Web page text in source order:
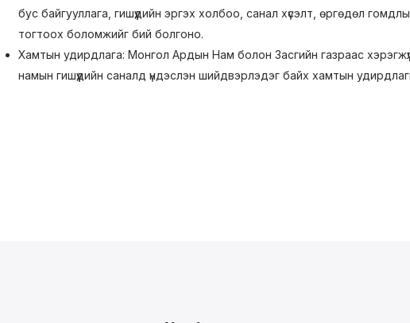
бус байгууллага, гишүүдийн эргэх холбоо, санал хүсэлт, өргөдөл
тогтоох боломжийг бий болгоно.
Хамтын удирдлага: Монгол Ардын Нам болон Засгийн газраас
намын гишүүдийн саналд үндэслэн шийдвэрлэдэг байх хамтын